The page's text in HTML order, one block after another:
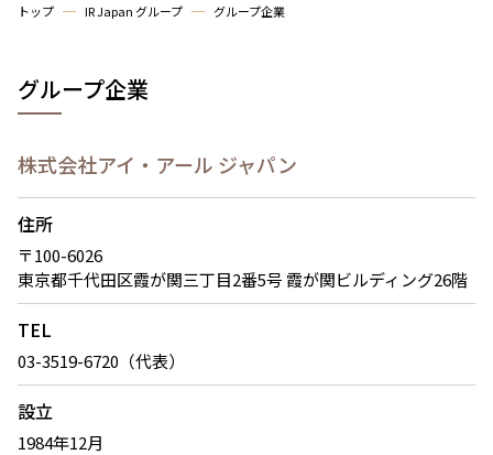
トップ IR Japan グループ グループ企業
グループ企業
株式会社アイ・アール ジャパン
住所
〒100-6026
東京都千代田区霞が関三丁目2番5号 霞が関ビルディング26階
TEL
03-3519-6720（代表）
設立
1984年12月